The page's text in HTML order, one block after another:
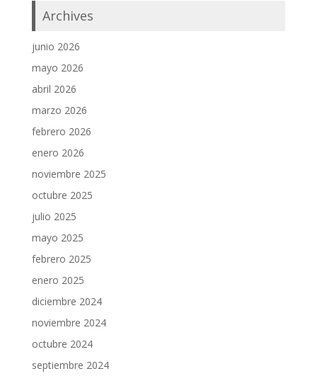
Archives
junio 2026
mayo 2026
abril 2026
marzo 2026
febrero 2026
enero 2026
noviembre 2025
octubre 2025
julio 2025
mayo 2025
febrero 2025
enero 2025
diciembre 2024
noviembre 2024
octubre 2024
septiembre 2024